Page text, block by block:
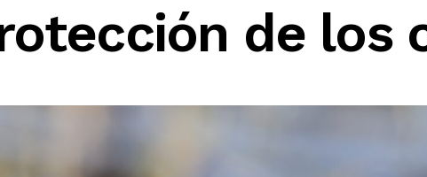
de los